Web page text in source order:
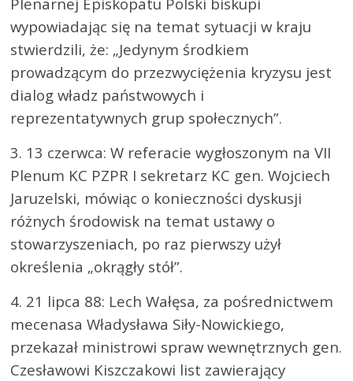
wypowiadając się na temat sytuacji w kraju
stwierdzili, że: „Jedynym środkiem
prowadzącym do przezwyciężenia kryzysu jest
dialog władz państwowych i
reprezentatywnych grup społecznych”.
3. 13 czerwca: W referacie wygłoszonym na VII
Plenum KC PZPR I sekretarz KC gen. Wojciech
Jaruzelski, mówiąc o konieczności dyskusji
różnych środowisk na temat ustawy o
stowarzyszeniach, po raz pierwszy użył
określenia „okrągły stół”.
4. 21 lipca 88: Lech Wałęsa, za pośrednictwem
mecenasa Władysława Siły-Nowickiego,
przekazał ministrowi spraw wewnętrznych gen.
Czesławowi Kiszczakowi list zawierający